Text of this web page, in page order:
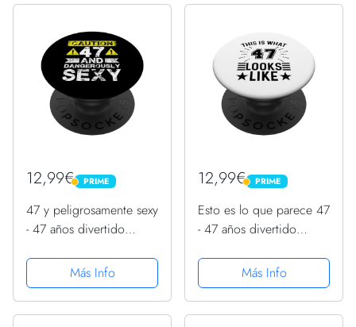
12,99€ PRIME
PRIME
47 y peligrosamente sexy
- 47 años divertido
PopSockets PopGrip
Intercambiable
Más Info
12,99€ PRIME
PRIME
Esto es lo que parece 47
- 47 años divertido
PopSockets PopGrip
Intercambiable
Más Info